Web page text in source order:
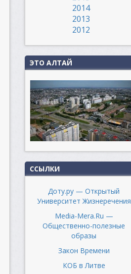
2014
2013
2012
ЭТО АЛТАЙ
ССЫЛКИ
Доту.ру — Открытый
Университет Жизнеречения
Media-Mera.Ru —
Общественно-полезные
образы
Закон Времени
КОБ в Литве